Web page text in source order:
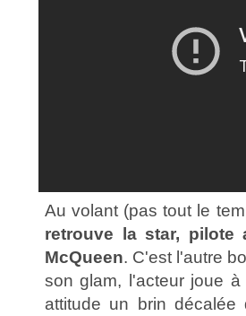
Au volant (pas tout le
retrouve la star, pilote
McQueen. C'est l'autre
son glam, l'acteur joue
attitude un brin